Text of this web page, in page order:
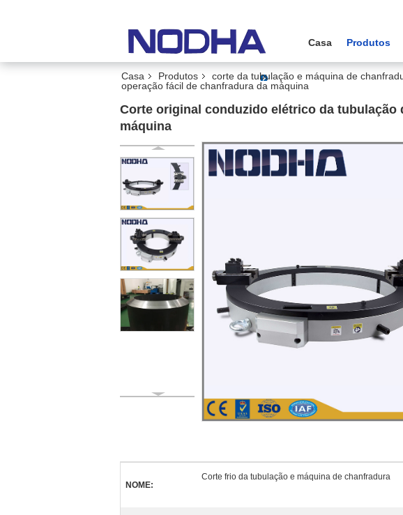
Casa Produtos
Casa Produtos corte da tubulação e máquina de
operação fácil de chanfradura da máquina
Corte original conduzido elétrico da tubulação
máquina
NOME:
Corte frio da tubulação e máquina de chanfradura